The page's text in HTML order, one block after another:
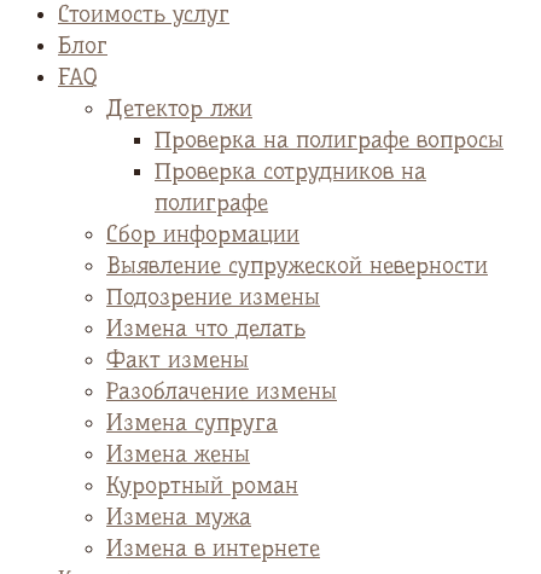
Стоимость услуг
Блог
FAQ
Детектор лжи
Проверка на полиграфе вопросы
Проверка сотрудников на
полиграфе
Сбор информации
Выявление супружеской неверности
Подозрение измены
Измена что делать
Факт измены
Разоблачение измены
Измена супруга
Измена жены
Курортный роман
Измена мужа
Измена в интернете